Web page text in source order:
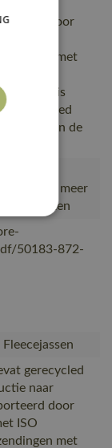
door
met
is
gerecycled
waarin de
die al meer
werken
50183-872-
gerecycled
naar
door
ISO
met